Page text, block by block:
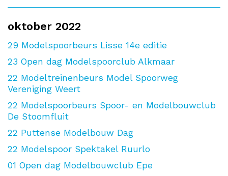
oktober 2022
29 Modelspoorbeurs Lisse 14e editie
23 Open dag Modelspoorclub Alkmaar
22 Modeltreinenbeurs Model Spoorweg
Vereniging Weert
22 Modelspoorbeurs Spoor- en Modelbouwclub
De Stoomfluit
22 Puttense Modelbouw Dag
22 Modelspoor Spektakel Ruurlo
01 Open dag Modelbouwclub Epe